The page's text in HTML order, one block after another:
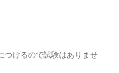
つけるので試験はありませ